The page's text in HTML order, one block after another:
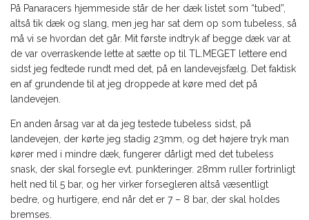
På Panaracers hjemmeside står de her dæk listet som “tubed”,
altså tik dæk og slang, men jeg har sat dem op som tubeless, så
må vi se hvordan det går. Mit første indtryk af begge dæk var at
de var overraskende lette at sætte op til TL.MEGET lettere end
sidst jeg fedtede rundt med det, på en landevejsfælg. Det faktisk
en af grundende til at jeg droppede at køre med det på
landevejen.
En anden årsag var at da jeg testede tubeless sidst, på
landevejen, der kørte jeg stadig 23mm, og det højere tryk man
kører med i mindre dæk, fungerer dårligt med det tubeless
snask, der skal forsegle evt. punkteringer. 28mm ruller fortrinligt
helt ned til 5 bar, og her virker forsegleren altså væsentligt
bedre, og hurtigere, end når det er 7 – 8 bar, der skal holdes
bremses.